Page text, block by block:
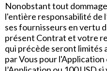
Nonobstant tout
l'entière responsabilité de
ses fournisseurs en vertu
présent Contrat et votre
qui précède seront limités
par Vous pour l'Application